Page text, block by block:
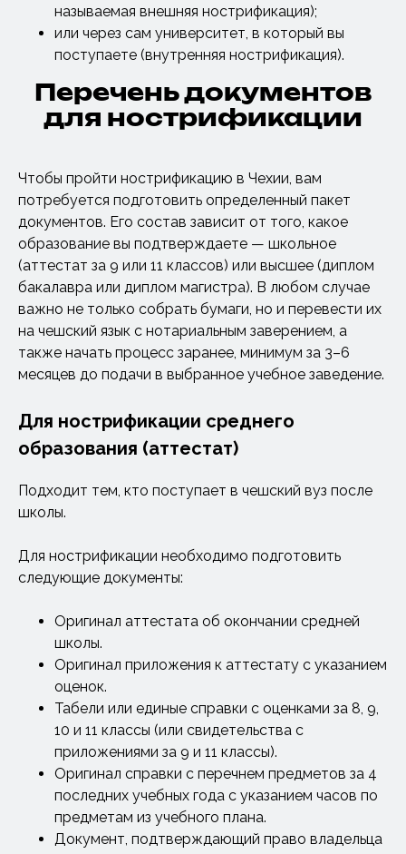
называемая внешняя нострификация);
или через сам университет, в который вы
поступаете (внутренняя нострификация).
Перечень документов
для нострификации
Чтобы пройти нострификацию в Чехии, вам
потребуется подготовить определенный пакет
документов. Его состав зависит от того, какое
образование вы подтверждаете — школьное
(аттестат за 9 или 11 классов) или высшее (диплом
бакалавра или диплом магистра). В любом случае
важно не только собрать бумаги, но и перевести их
на чешский язык с нотариальным заверением, а
также начать процесс заранее, минимум за 3–6
месяцев до подачи в выбранное учебное заведение.
Для нострификации среднего
образования (аттестат)
Подходит тем, кто поступает в чешский вуз после
школы.
Для нострификации необходимо подготовить
следующие документы:
Оригинал аттестата об окончании средней
школы.
Оригинал приложения к аттестату с указанием
оценок.
Табели или единые справки с оценками за 8, 9,
10 и 11 классы (или свидетельства с
приложениями за 9 и 11 классы).
Оригинал справки с перечнем предметов за 4
последних учебных года с указанием часов по
предметам из учебного плана.
Документ, подтверждающий право владельца